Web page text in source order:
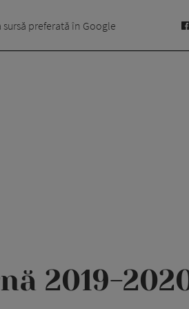
sursă preferată în Google
2019-